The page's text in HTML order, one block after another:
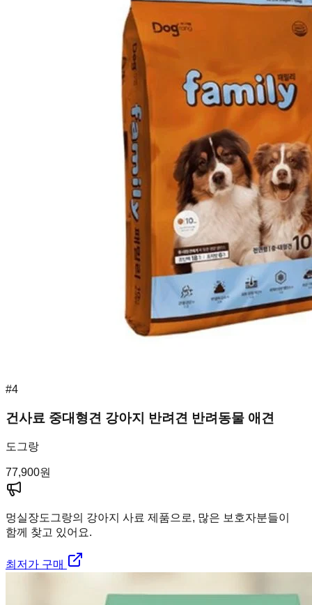
#4
건사료 중대형견 강아지 반려견 반려동물 애견
도그랑
77,900원
멍실장도그랑의 강아지 사료 제품으로, 많은 보호자분들이
함께 찾고 있어요.
최저가 구매